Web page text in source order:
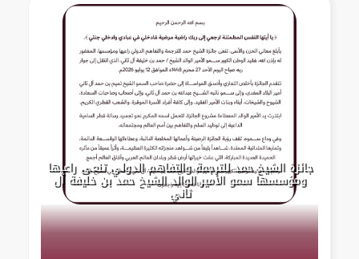
جائزة الشيخ حمد للترجمة والتفاهم الدولي تنعى راعيها
ومؤسسها سمو الأمير الوالد الشيخ حمد بن خليفة آل
ثاني